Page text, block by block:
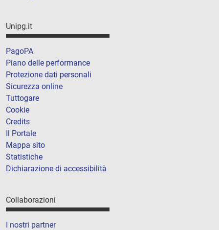
Unipg.it
PagoPA
Piano delle performance
Protezione dati personali
Sicurezza online
Tuttogare
Cookie
Credits
Il Portale
Mappa sito
Statistiche
Dichiarazione di accessibilità
Collaborazioni
I nostri partner